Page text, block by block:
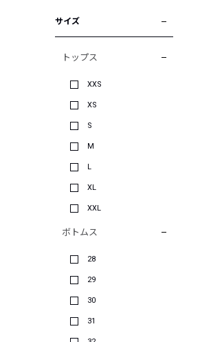
サイズ
トップス
XXS
XS
S
M
L
XL
XXL
ボトムス
28
29
30
31